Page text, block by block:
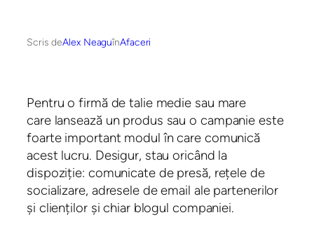
Scris deAlex NeaguînAfaceri
Pentru o firmă de talie medie sau mare
care lansează un produs sau o campanie este
foarte important modul în care comunică
acest lucru. Desigur, stau oricând la
dispoziție: comunicate de presă, rețele de
socializare, adresele de email ale partenerilor
și clienților și chiar blogul companiei.